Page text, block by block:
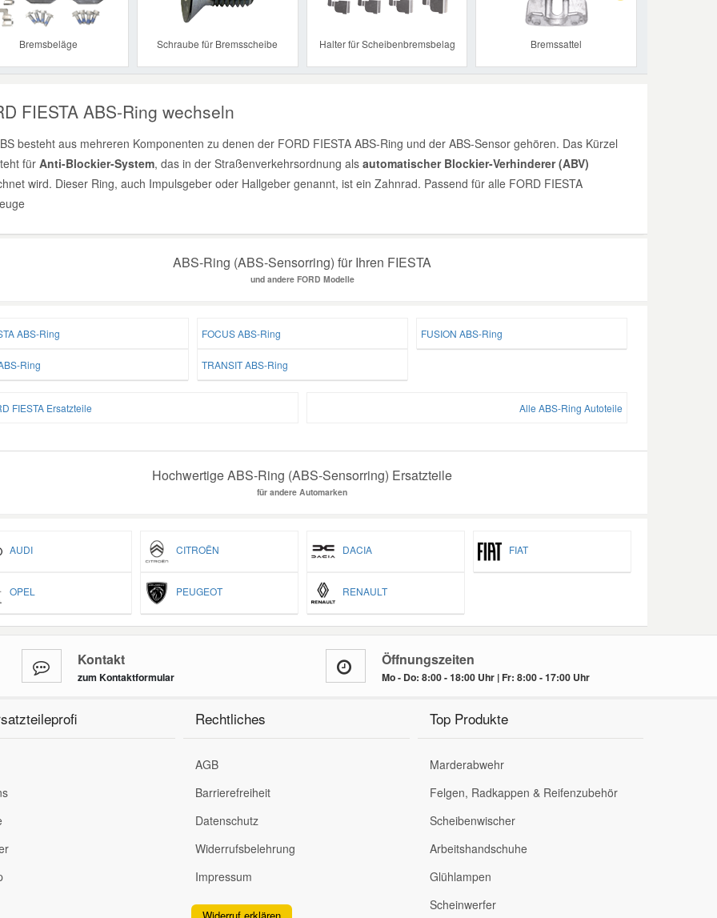
Bremsbeläge Schraube für Bremsscheibe Halter für Scheibenbremsbelag Bremssattel
FIESTA ABS-Ring wechseln
besteht aus mehreren Komponenten zu denen der FORD FIESTA ABS-Ring und der ABS-Sensor gehören. Das Kürzel
für Anti-Blockier-System, das in der Straßenverkehrsordnung als automatischer Blockier-Verhinderer (ABV)
wird. Dieser Ring, auch Impulsgeber oder Hallgeber genannt, ist ein Zahnrad. Passend für alle FORD FIESTA
ABS-Ring (ABS-Sensorring) für Ihren FIESTA
und andere FORD Modelle
ABS-Ring FOCUS ABS-Ring FUSION ABS-Ring
Ring TRANSIT ABS-Ring
FIESTA Ersatzteile Alle ABS-Ring Autoteile
Hochwertige ABS-Ring (ABS-Sensorring) Ersatzteile
für andere Automarken
AUDI CITROËN DACIA FIAT
OPEL PEUGEOT RENAULT
Kontakt
zum Kontaktformular
Öffnungszeiten
Mo - Do: 8:00 - 18:00 Uhr | Fr: 8:00 - 17:00 Uhr
Rechtliches
AGB
Barrierefreiheit
Datenschutz
Widerrufsbelehrung
Impressum
Top Produkte
Marderabwehr
Felgen, Radkappen & Reifenzubehör
Scheibenwischer
Arbeitshandschuhe
Glühlampen
Scheinwerfer